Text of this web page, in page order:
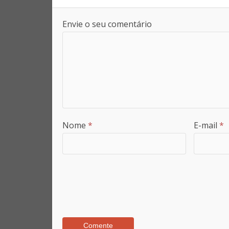
Envie o seu comentário
Nome * E-mail *